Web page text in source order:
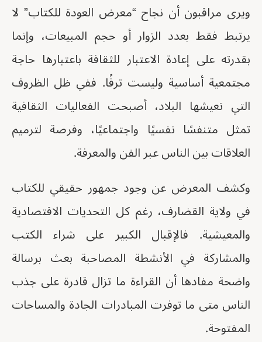
ويرى مراقبون أن نجاح “معرض العودة للكتاب” لا
يرتبط فقط بعدد الزوار أو حجم المبيعات، وإنما
بقدرته على إعادة الاعتبار للثقافة باعتبارها حاجة
مجتمعية أساسية وليست ترفًا. ففي ظل الظروف
التي تعيشها البلاد، أصبحت الفعاليات الثقافية
تمثل متنفسًا نفسيًا واجتماعيًا، وفرصة لترميم
العلاقات بين الناس عبر الفن والمعرفة.
وكشف المعرض عن وجود جمهور حقيقي للكتاب
في ولاية القضارف، رغم كل التحديات الاقتصادية
والمعيشية. فالإقبال الكبير على شراء الكتب
والمشاركة في الأنشطة المصاحبة بعث برسالة
واضحة مفادها أن القراءة ما تزال قادرة على جذب
الناس متى ما توفرت المبادرات الجادة والمساحات
المفتوحة.